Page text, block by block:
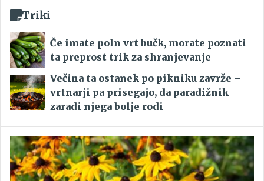
Triki
Če imate poln vrt bučk, morate poznati
ta preprost trik za shranjevanje
Večina ta ostanek po pikniku zavrže –
vrtnarji pa prisegajo, da paradižnik
zaradi njega bolje rodi